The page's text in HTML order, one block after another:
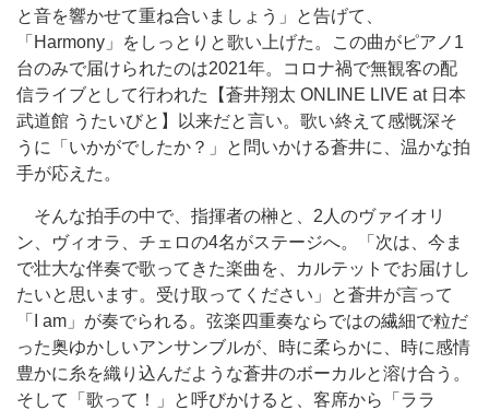
と音を響かせて重ね合いましょう」と告げて、
「Harmony」をしっとりと歌い上げた。この曲がピアノ1
台のみで届けられたのは2021年。コロナ禍で無観客の配
信ライブとして行われた【蒼井翔太 ONLINE LIVE at 日本
武道館 うたいびと】以来だと言い。歌い終えて感慨深そ
うに「いかがでしたか？」と問いかける蒼井に、温かな拍
手が応えた。
そんな拍手の中で、指揮者の榊と、2人のヴァイオリ
ン、ヴィオラ、チェロの4名がステージへ。「次は、今ま
で壮大な伴奏で歌ってきた楽曲を、カルテットでお届けし
たいと思います。受け取ってください」と蒼井が言って
「I am」が奏でられる。弦楽四重奏ならではの繊細で粒だ
った奥ゆかしいアンサンブルが、時に柔らかに、時に感情
豊かに糸を織り込んだような蒼井のボーカルと溶け合う。
そして「歌って！」と呼びかけると、客席から「ララ